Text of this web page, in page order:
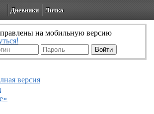
Дневники Личка
на мобильную версию
версия